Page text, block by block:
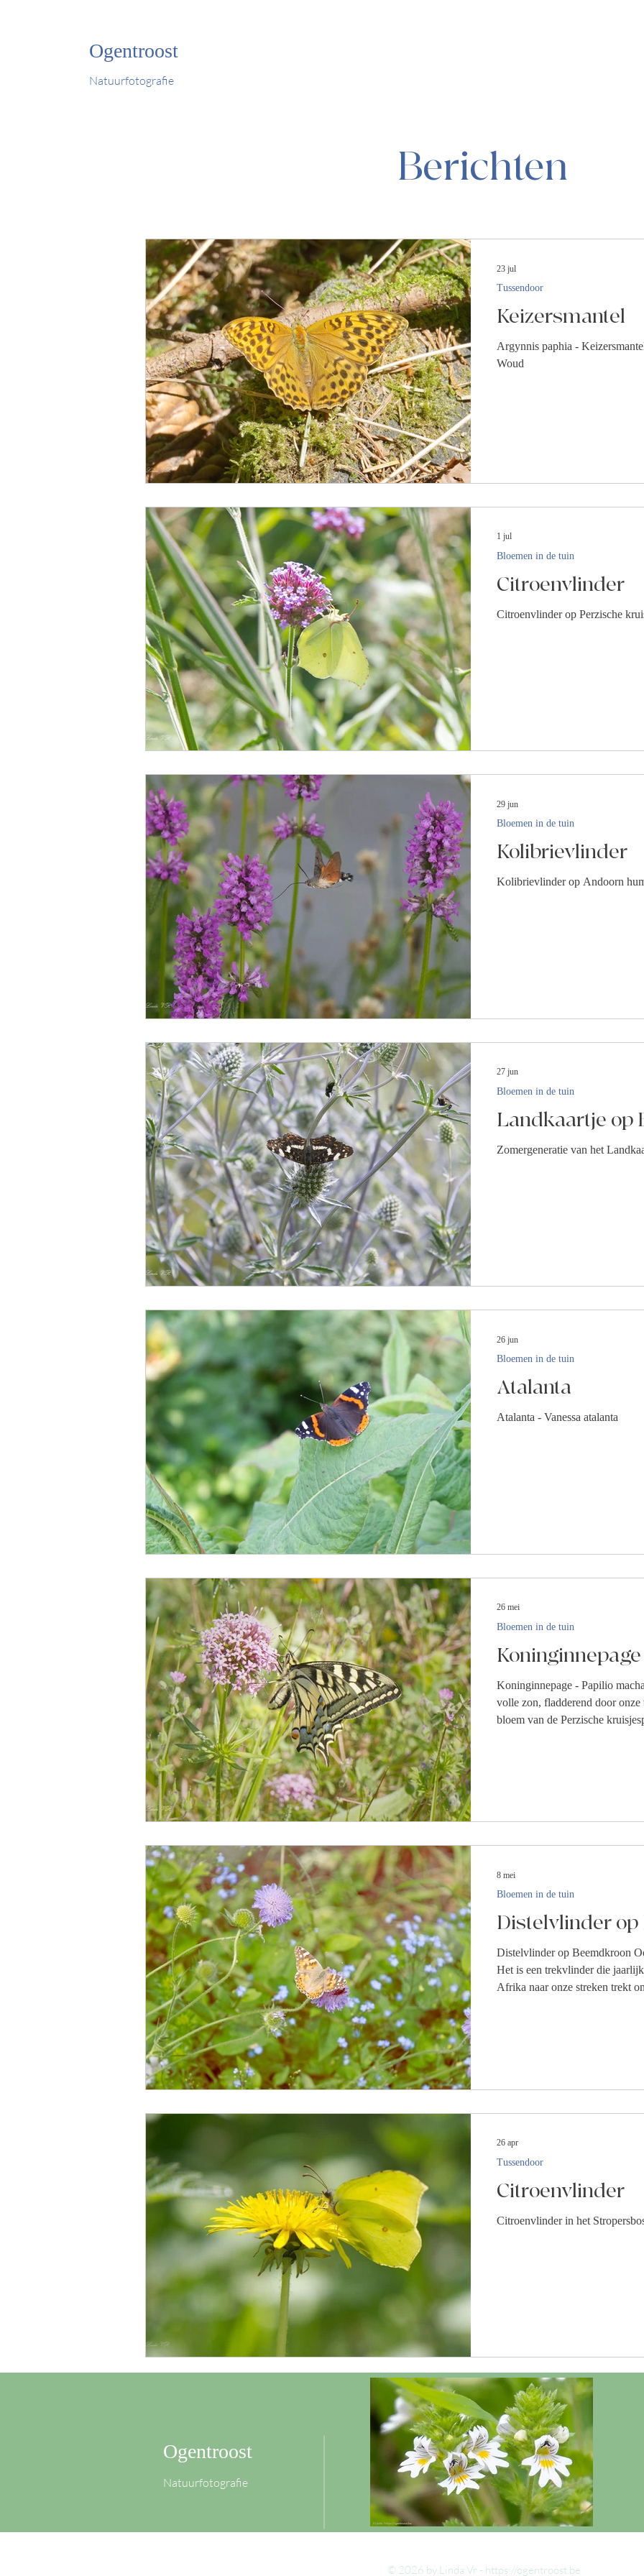
Ogentroost
Natuurfotografie
Berichten
Keizersmantel
Argynnis paphia -
Woud
Tussendoor
23 jul
Citroenvlinder
Citroenvlinder op Perzische
Bloemen in de tuin
1 jul
Kolibrievlinder
Kolibrievlinder op Andoorn
Bloemen in de tuin
29 jun
Landkaartje op
Zomergeneratie van het
Bloemen in de tuin
27 jun
Atalanta
Atalanta - Vanessa atalanta
Bloemen in de tuin
26 jun
Koninginnepage
Koninginnepage - Papilio
volle zon, fladderend door onze tuin. Hier,
bloem van de Perzische
Bloemen in de tuin
26 mei
Distelvlinder
Distelvlinder op Beemdkroon
Het is een trekvlinder die
Afrika naar onze streken trekt
Bloemen in de tuin
8 mei
Citroenvlinder
Citroenvlinder in het
Tussendoor
26 apr
Ogentroost
Natuurfotografie
© 2026 by Linda Vr - https://ogentroost.be